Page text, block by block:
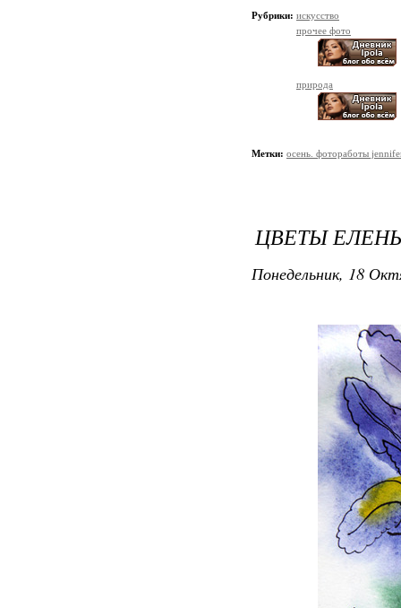
Рубрики: искусство
прочее фото
природа
Метки: осень. фотоработы
ЦВЕТЫ
Понедельник, 18